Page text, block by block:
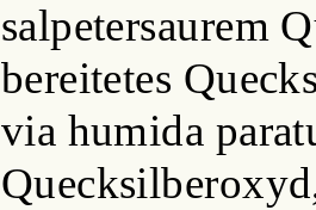
salpetersaurem
bereitetes
via humida